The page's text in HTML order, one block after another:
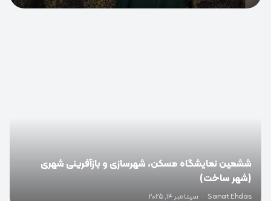
ششمین نمایشگاه مسکن، شهرسازی و بازآفرینی شهری
(شهر ساخت)
Sanat Ehdas
· سپتامبر 14, 2025